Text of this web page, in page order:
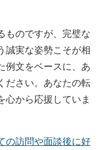
ものですが、完璧な
誠実な姿勢こそが相
例文をベースに、あ
ださい。あなたの転
心から応援していま
の訪問や面談後に好